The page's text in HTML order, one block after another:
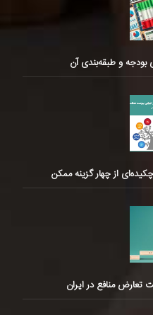
از چهار گزینه ممکن